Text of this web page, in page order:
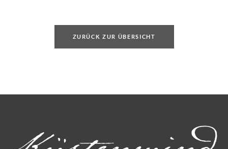
ZURÜCK ZUR ÜBERSICHT